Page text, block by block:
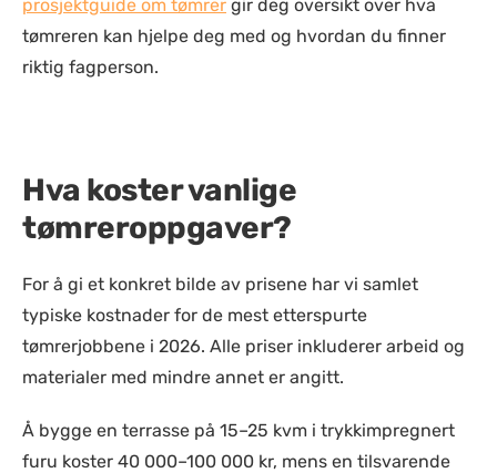
prosjektguide om tømrer gir deg oversikt over hva
tømreren kan hjelpe deg med og hvordan du finner
riktig fagperson.
Hva koster vanlige
tømreroppgaver?
For å gi et konkret bilde av prisene har vi samlet
typiske kostnader for de mest etterspurte
tømrerjobbene i 2026. Alle priser inkluderer arbeid og
materialer med mindre annet er angitt.
Å bygge en terrasse på 15–25 kvm i trykkimpregnert
furu koster 40 000–100 000 kr, mens en tilsvarende